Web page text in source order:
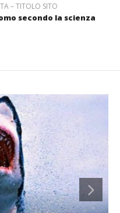
– TITOLO SITO
secondo la scienza